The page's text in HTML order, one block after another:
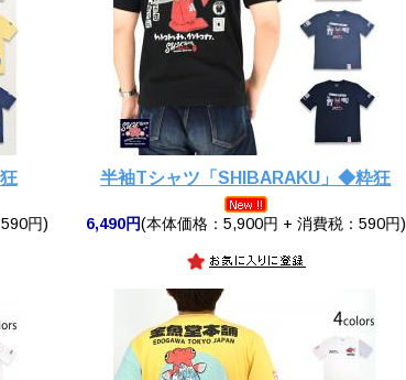
円)
半袖Tシャツ「SHIBARAKU」◆粋狂
6,490円(本体価格：5,900円 + 消費税：590円)